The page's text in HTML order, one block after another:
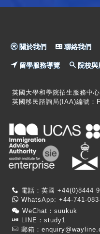
關於我們 聯絡我們
留學服務導覽 院校
英國大學和學院招生服務中
英國移民諮詢局(IAA)編號：
電話：英國 +44(0)8444
WhatsApp: +44-741-
WeChat：suukuk
LINE：study1
郵箱：